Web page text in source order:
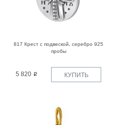
817 Крест с подвеской, серебро 925
пробы
5 820 КУПИТЬ